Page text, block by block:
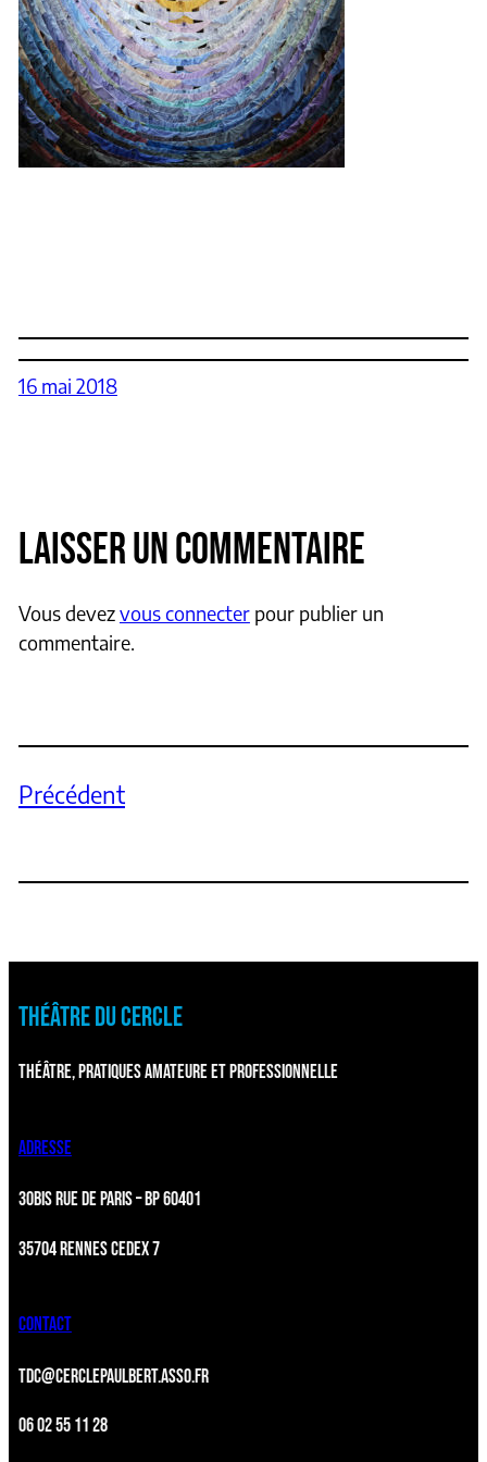
16 mai 2018
LAISSER UN COMMENTAIRE
Vous devezvous connecterpour publier un
commentaire.
Précédent
THÉÂTRE DU CERCLE
THÉÂTRE, PRATIQUES AMATEURE ET PROFESSIONNELLE
ADRESSE
30BIS RUE DE PARIS – BP 60401
35704 RENNES CEDEX 7
CONTACT
TDC@CERCLEPAULBERT.ASSO.FR
06 02 55 11 28